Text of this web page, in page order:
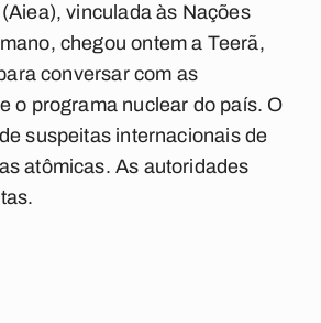
vinculada às Nações
chegou ontem a Teerã,
conversar com as
o programa nuclear do país. O
suspeitas internacionais de
atômicas. As autoridades